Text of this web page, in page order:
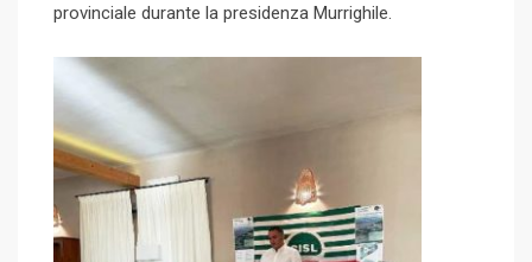
a
provinciale durante la presidenza Murrighile.